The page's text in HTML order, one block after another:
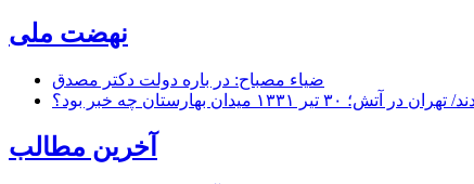
نهضت ملی
ضیاء مصباح: در باره دولت دکتر مصدق
بهارستان چه خبر بود؟
آخرین مطالب